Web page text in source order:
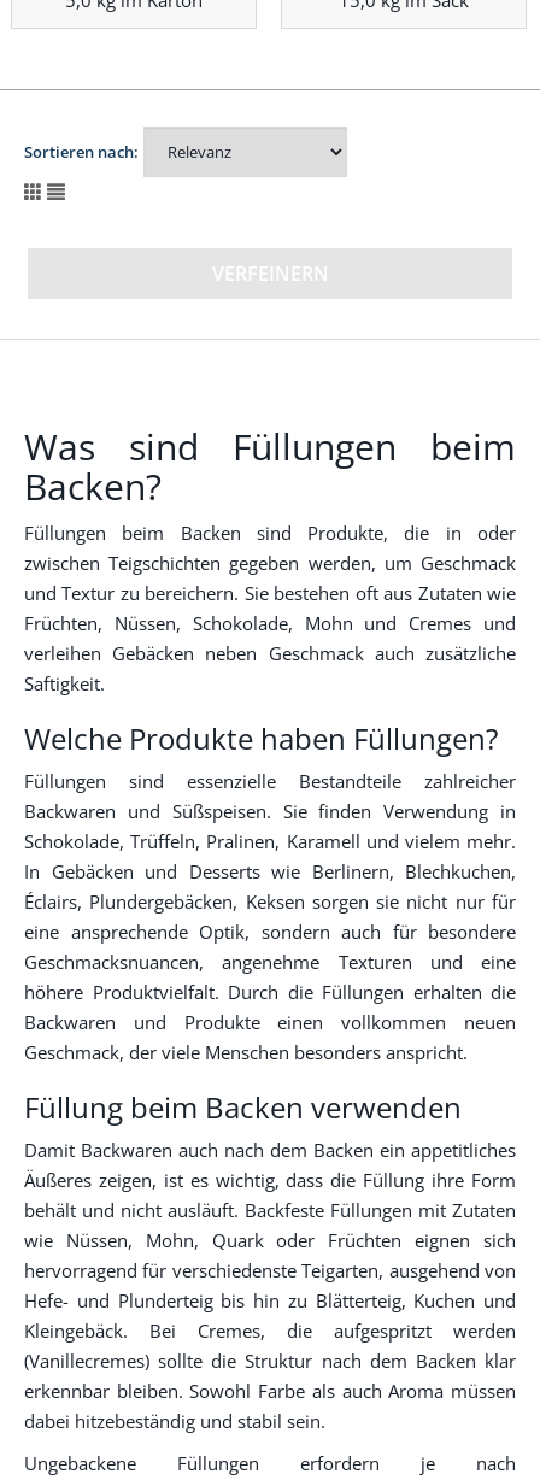
Sortieren nach:
VERFEINERN
Was sind Füllungen beim
Backen?
Füllungen beim Backen sind Produkte, die in oder
zwischen Teigschichten gegeben werden, um Geschmack
und Textur zu bereichern. Sie bestehen oft aus Zutaten wie
Früchten, Nüssen, Schokolade, Mohn und Cremes und
verleihen Gebäcken neben Geschmack auch zusätzliche
Saftigkeit.
Welche Produkte haben Füllungen?
Füllungen sind essenzielle Bestandteile zahlreicher
Backwaren und Süßspeisen. Sie finden Verwendung in
Schokolade, Trüffeln, Pralinen, Karamell und vielem mehr.
In Gebäcken und Desserts wie Berlinern, Blechkuchen,
Éclairs, Plundergebäcken, Keksen sorgen sie nicht nur für
eine ansprechende Optik, sondern auch für besondere
Geschmacksnuancen, angenehme Texturen und eine
höhere Produktvielfalt. Durch die Füllungen erhalten die
Backwaren und Produkte einen vollkommen neuen
Geschmack, der viele Menschen besonders anspricht.
Füllung beim Backen verwenden
Damit Backwaren auch nach dem Backen ein appetitliches
Äußeres zeigen, ist es wichtig, dass die Füllung ihre Form
behält und nicht ausläuft. Backfeste Füllungen mit Zutaten
wie Nüssen, Mohn, Quark oder Früchten eignen sich
hervorragend für verschiedenste Teigarten, ausgehend von
Hefe- und Plunderteig bis hin zu Blätterteig, Kuchen und
Kleingebäck. Bei Cremes, die aufgespritzt werden
(Vanillecremes) sollte die Struktur nach dem Backen klar
erkennbar bleiben. Sowohl Farbe als auch Aroma müssen
dabei hitzebeständig und stabil sein.
Ungebackene Füllungen erfordern je nach